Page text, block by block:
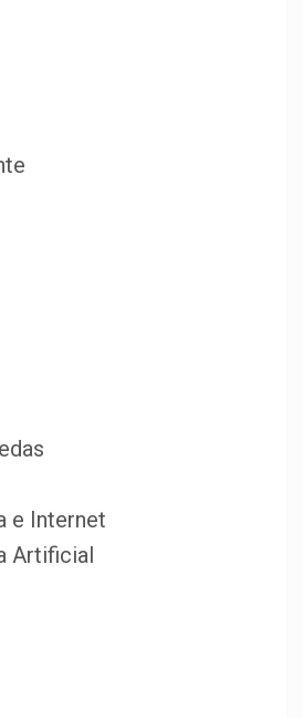
e Internet
Artificial